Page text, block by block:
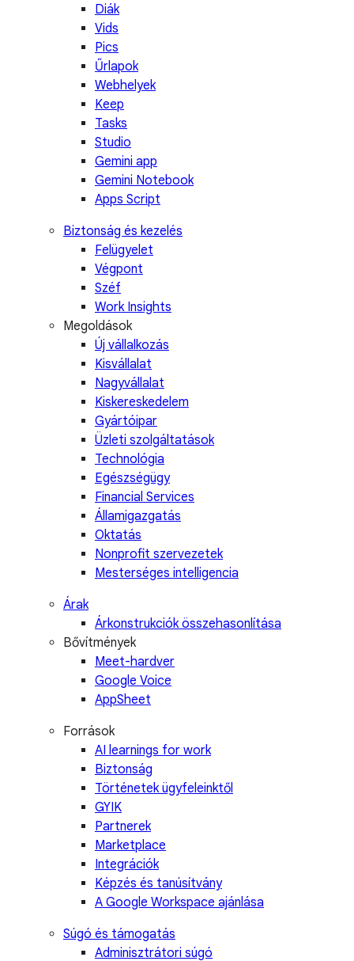
Diák
Vids
Pics
Űrlapok
Webhelyek
Keep
Tasks
Studio
Gemini app
Gemini Notebook
Apps Script
Biztonság és kezelés
Felügyelet
Végpont
Széf
Work Insights
Megoldások
Új vállalkozás
Kisvállalat
Nagyvállalat
Kiskereskedelem
Gyártóipar
Üzleti szolgáltatások
Technológia
Egészségügy
Financial Services
Államigazgatás
Oktatás
Nonprofit szervezetek
Mesterséges intelligencia
Árak
Árkonstrukciók összehasonlítása
Bővítmények
Meet-hardver
Google Voice
AppSheet
Források
AI learnings for work
Biztonság
Történetek ügyfeleinktől
GYIK
Partnerek
Marketplace
Integrációk
Képzés és tanúsítvány
A Google Workspace ajánlása
Súgó és támogatás
Adminisztrátori súgó